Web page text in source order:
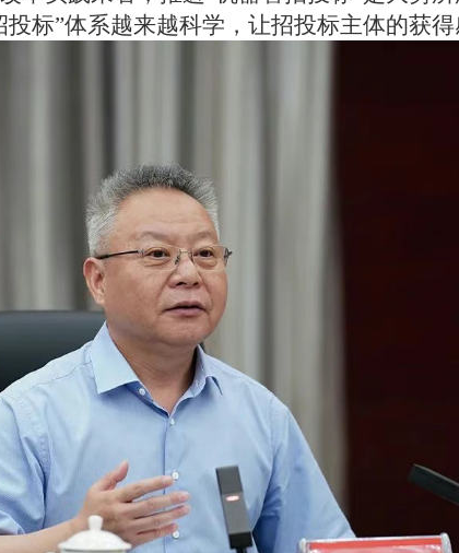
投标”体系越来越科学，让招投标主体的获